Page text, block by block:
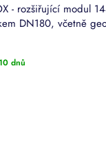
- rozšiřující modul
DN180, včetně
dnů